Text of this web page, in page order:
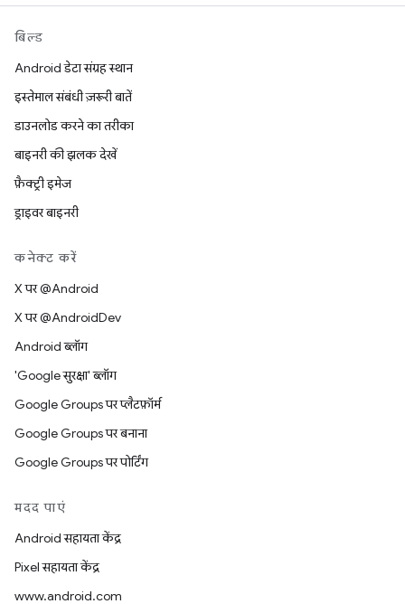
बिल्ड
Android डेटा संग्रह स्थान
इस्तेमाल संबंधी ज़रूरी बातें
डाउनलोड करने का तरीका
बाइनरी की झलक देखें
फ़ैक्ट्री इमेज
ड्राइवर बाइनरी
कनेक्ट करें
X पर @Android
X पर @AndroidDev
Android ब्लॉग
'Google सुरक्षा' ब्लॉग
Google Groups पर प्लैटफ़ॉर्म
Google Groups पर बनाना
Google Groups पर पोर्टिंग
मदद पाएं
Android सहायता केंद्र
Pixel सहायता केंद्र
www.android.com